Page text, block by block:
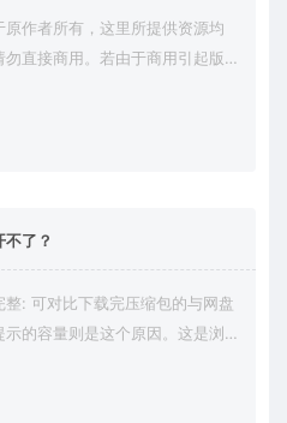
作者所有，这里所提供资源均
直接商用。若由于商用引起版
了？
: 可对比下载完压缩包的与网盘
示的容量则是这个原因。这是浏